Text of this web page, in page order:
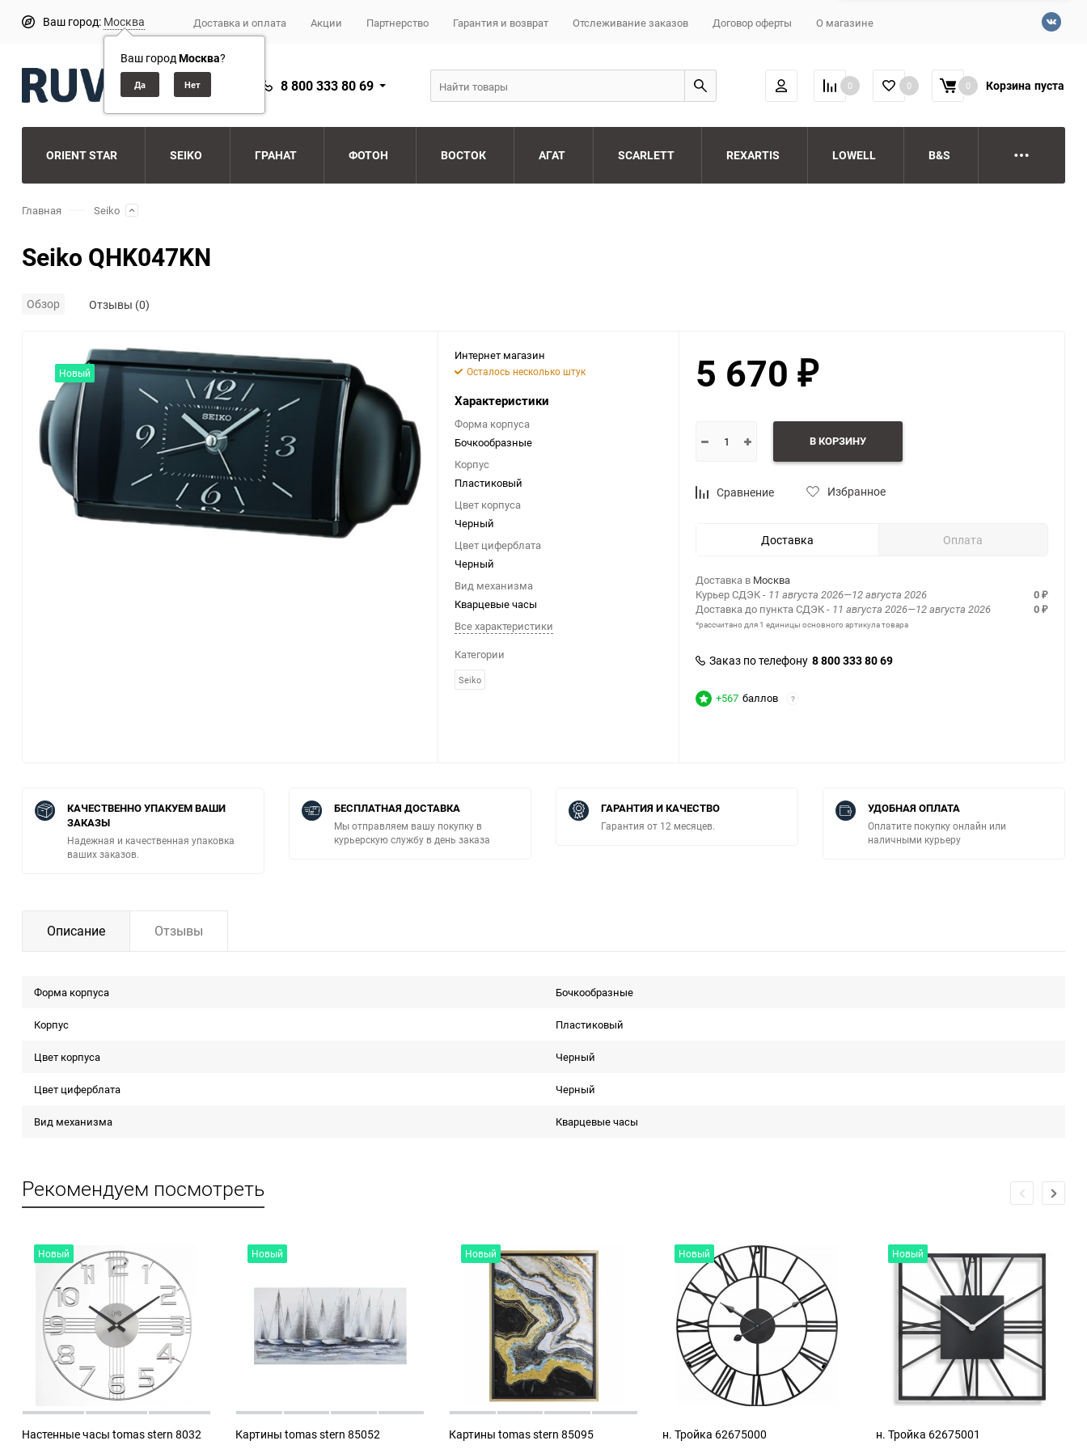
Ваш город: Москва
Ваш городМосква?
Доставка и оплата Акции Партнерство Гарантия и возврат Отслеживание заказов Договор оферты О магазине
8 800 333 80 69 0 0 0 Корзина пуста
ORIENT STAR SEIKO ГРАНАТ ФОТОН ВОСТОК АГАТ SCARLETT REXARTIS LOWELL B&S
Главная Seiko
Seiko QHK047KN
Обзор Отзывы (0)
Новый
Интернет магазин
Осталось несколько штук
Характеристики
Форма корпуcа
Бочкообразные
Корпус
Пластиковый
Цвет корпуса
Черный
Цвет циферблата
Черный
Вид механизма
Кварцевые часы
Все характеристики
Категории
Seiko
5 670 ₽
В КОРЗИНУ
Сравнение Избранное
Доставка Оплата
Доставка в Москва
Курьер СДЭК- 11 августа 2026—12 августа 2026 0 ₽
Доставка до пункта СДЭК- 11 августа 2026—12 августа 2026 0 ₽
*рассчитано для 1 единицы основного артикула товара
Заказ по телефону 8 800 333 80 69
+567 баллов ?
КАЧЕСТВЕННО УПАКУЕМ ВАШИ
ЗАКАЗЫ
Надежная и качественная упаковка
ваших заказов.
БЕСПЛАТНАЯ ДОСТАВКА
Мы отправляем вашу покупку в
курьерскую службу в день заказа
ГАРАНТИЯ И КАЧЕСТВО
Гарантия от 12 месяцев.
УДОБНАЯ ОПЛАТА
Оплатите покупку онлайн или
наличными курьеру
Описание Отзывы
Форма корпуcа Бочкообразные
Корпус Пластиковый
Цвет корпуса Черный
Цвет циферблата Черный
Вид механизма Кварцевые часы
Рекомендуем посмотреть
Новый
Настенные часы tomas stern 8032
Новый
Картины tomas stern 85052
Новый
Картины tomas stern 85095
Новый
н. Тройка 62675000
Новый
н. Тройка 62675001